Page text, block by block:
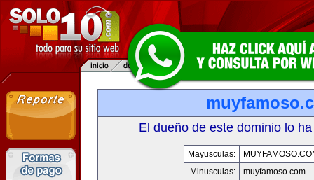
El dueño de este dominio lo
Mayusculas:
Minusculas:
muyfamoso.com